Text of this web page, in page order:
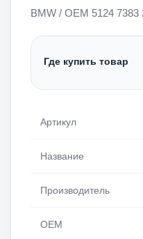
BMW / OEM 5124 7383
Где купить товар
Артикул
Название
Производитель
OEM